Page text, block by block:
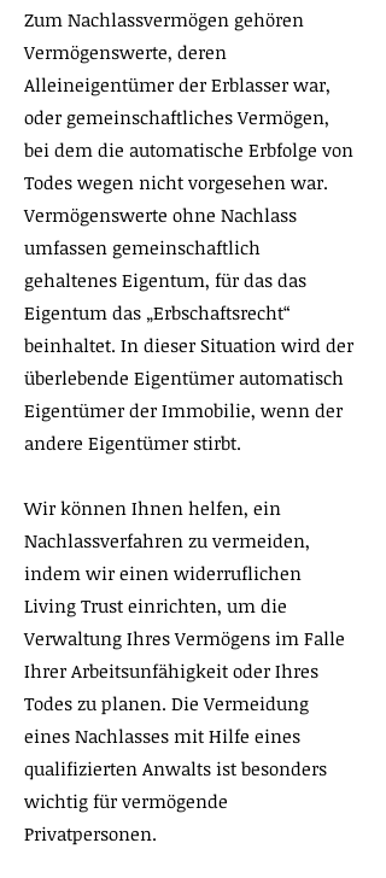
Zum Nachlassvermögen gehören
Vermögenswerte, deren
Alleineigentümer der Erblasser war,
oder gemeinschaftliches Vermögen,
bei dem die automatische Erbfolge von
Todes wegen nicht vorgesehen war.
Vermögenswerte ohne Nachlass
umfassen gemeinschaftlich
gehaltenes Eigentum, für das das
Eigentum das „Erbschaftsrecht“
beinhaltet. In dieser Situation wird der
überlebende Eigentümer automatisch
Eigentümer der Immobilie, wenn der
andere Eigentümer stirbt.
Wir können Ihnen helfen, ein
Nachlassverfahren zu vermeiden,
indem wir einen widerruflichen
Living Trust einrichten, um die
Verwaltung Ihres Vermögens im Falle
Ihrer Arbeitsunfähigkeit oder Ihres
Todes zu planen. Die Vermeidung
eines Nachlasses mit Hilfe eines
qualifizierten Anwalts ist besonders
wichtig für vermögende
Privatpersonen.